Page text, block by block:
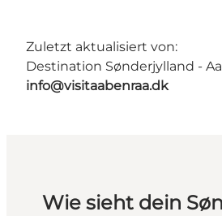
Zuletzt aktualisiert von:
Destination Sønderjylland -
info@visitaabenraa.dk
Wie sieht dein